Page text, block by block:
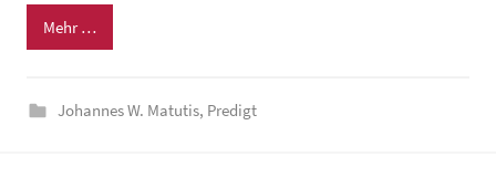
Mehr …
Johannes W. Matutis, Predigt